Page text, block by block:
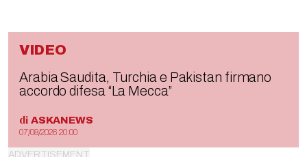
VIDEO
Arabia Saudita, Turchia e Pakistan firmano
accordo difesa “La Mecca”
di ASKANEWS
07/08/2026 20:00